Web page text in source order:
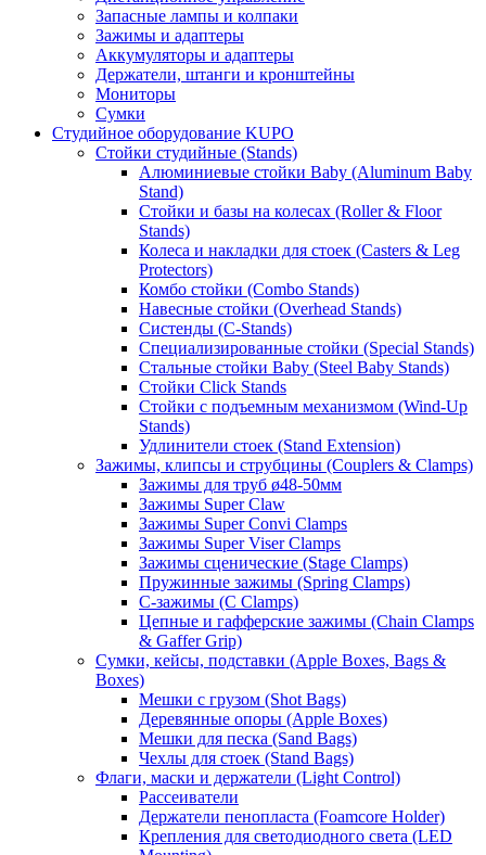
Запасные лампы и колпаки
Зажимы и адаптеры
Аккумуляторы и адаптеры
Держатели, штанги и кронштейны
Мониторы
Сумки
Студийное оборудование KUPO
Стойки студийные (Stands)
Алюминиевые стойки Baby (Aluminum Baby
Stand)
Стойки и базы на колесах (Roller & Floor
Stands)
Колеса и накладки для стоек (Casters & Leg
Protectors)
Комбо стойки (Combo Stands)
Навесные стойки (Overhead Stands)
Систенды (C-Stands)
Специализированные стойки (Special Stands)
Стальные стойки Baby (Steel Baby Stands)
Стойки Click Stands
Стойки с подъемным механизмом (Wind-Up
Stands)
Удлинители стоек (Stand Extension)
Зажимы, клипсы и струбцины (Couplers & Clamps)
Зажимы для труб ø48-50мм
Зажимы Super Claw
Зажимы Super Convi Clamps
Зажимы Super Viser Clamps
Зажимы сценические (Stage Clamps)
Пружинные зажимы (Spring Clamps)
С-зажимы (C Clamps)
Цепные и гафферские зажимы (Chain Clamps
& Gaffer Grip)
Сумки, кейсы, подставки (Apple Boxes, Bags &
Boxes)
Мешки с грузом (Shot Bags)
Деревянные опоры (Apple Boxes)
Мешки для песка (Sand Bags)
Чехлы для стоек (Stand Bags)
Флаги, маски и держатели (Light Control)
Рассеиватели
Держатели пенопласта (Foamcore Holder)
Крепления для светодиодного света (LED